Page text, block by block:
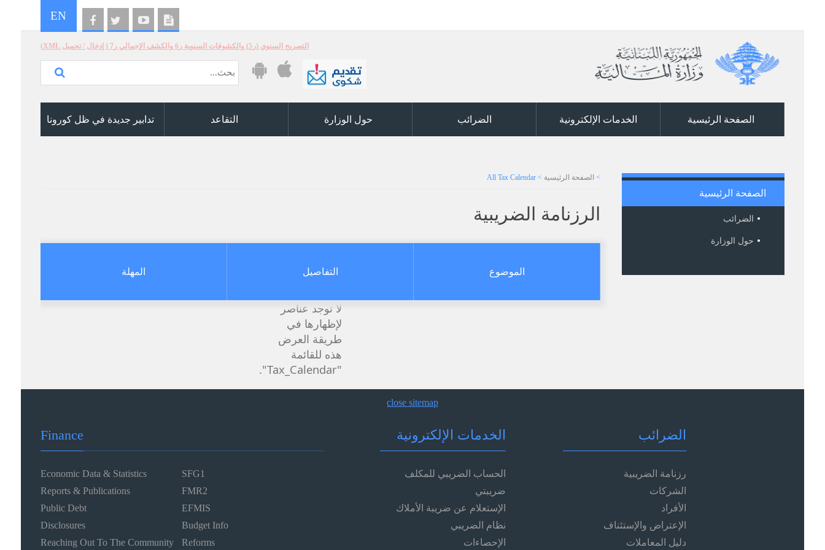
EN
التصريح السنوي (ر5) والكشوفات السنوية ر6 والكشف الإجمالي ر7 ( إدخال / تحميل XML)
الصفحة الرئيسية الخدمات الإلكترونية الضرائب حول الوزارة التقاعد تدابير جديدة في ظل كورونا
الصفحة الرئيسية
الضرائب
حول الوزارة
> الصفحة الرئيسية >
All Tax Calendar
الرزنامة الضريبية
الموضوع التفاصيل المهلة
‏‏لا توجد عناصر
لإظهارها في
طريقة العرض
هذه للقائمة
"Tax_Calendar".
close sitemap
Finance
Economic Data & Statistics
SFG1
Reports & Publications
FMR2
Public Debt
EFMIS
Disclosures
Budget Info
Reaching Out To The Community
Reforms
الخدمات الإلكترونية
الحساب الضريبي للمكلف
ضريبتي
الإستعلام عن ضريبة الأملاك
نظام الضريبي
الإحصاءات
الضرائب
رزنامة الضريبية
الشركات
الأفراد
الإعتراض والإستئناف
دليل المعاملات